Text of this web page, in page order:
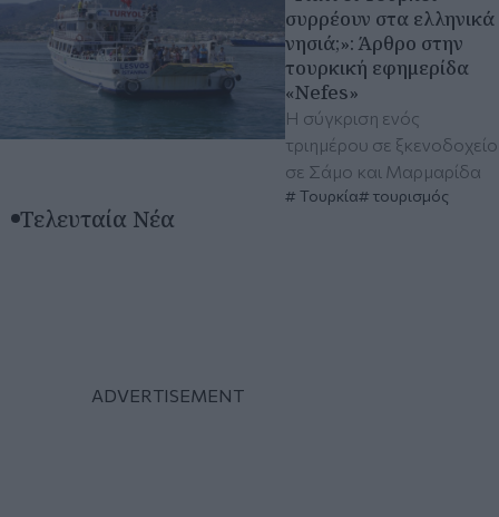
συρρέουν στα ελληνικά
νησιά;»: Άρθρο στην
τουρκική εφημερίδα
«Nefes»
Η σύγκριση ενός
τριημέρου σε ξκενοδοχείο
σε Σάμο και Μαρμαρίδα
Τουρκία τουρισμός
Τελευταία Νέα